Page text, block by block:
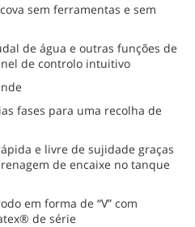
sem ferramentas e sem
de água e outras funções de
de controlo intuitivo
fases para uma recolha de
e livre de sujidade graças
de encaixe no tanque
em forma de “V” com
de série